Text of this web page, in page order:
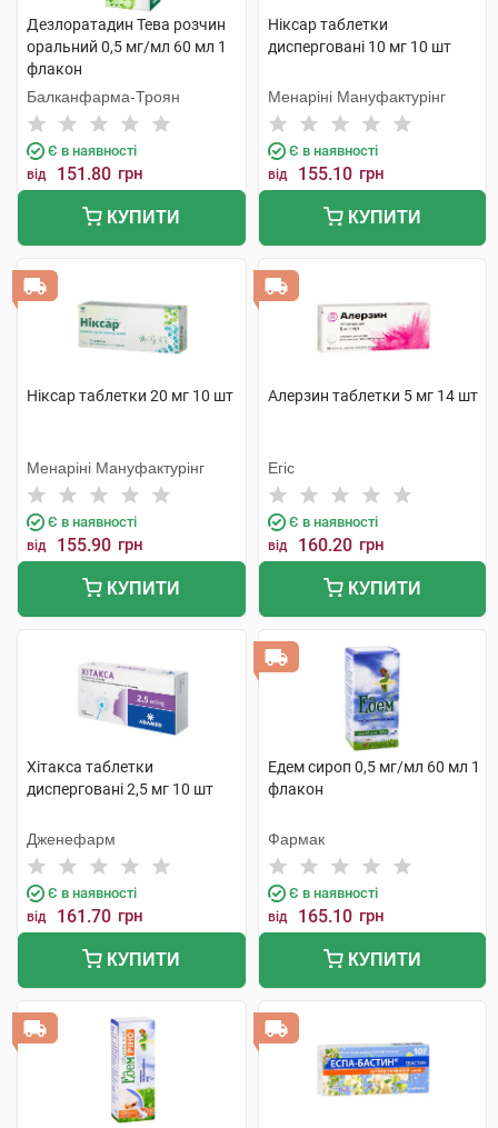
Дезлоратадин Тева розчин
оральний 0,5 мг/мл 60 мл 1
флакон
Балканфарма-Троян
Є в наявності
від 151.80 грн
КУПИТИ
Ніксар таблетки
дисперговані 10 мг 10 шт
Менаріні Мануфактурінг
Є в наявності
від 155.10 грн
КУПИТИ
Ніксар таблетки 20 мг 10 шт
Менаріні Мануфактурінг
Є в наявності
від 155.90 грн
КУПИТИ
Алерзин таблетки 5 мг 14 шт
Егіс
Є в наявності
від 160.20 грн
КУПИТИ
Хітакса таблетки
дисперговані 2,5 мг 10 шт
Дженефарм
Є в наявності
від 161.70 грн
КУПИТИ
Едем сироп 0,5 мг/мл 60 мл 1
флакон
Фармак
Є в наявності
від 165.10 грн
КУПИТИ